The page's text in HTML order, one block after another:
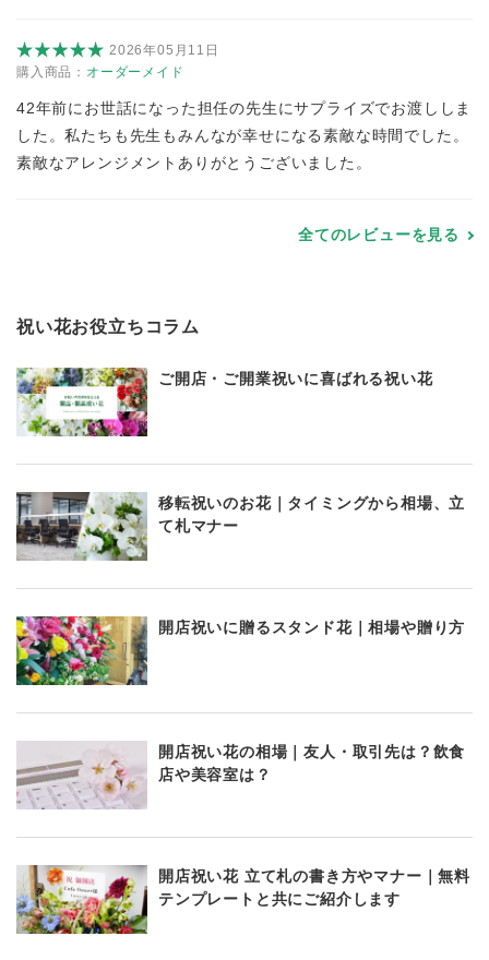
2026年05月11日
購入商品： オーダーメイド
42年前にお世話になった担任の先生にサプライズでお渡ししま
した。私たちも先生もみんなが幸せになる素敵な時間でした。
素敵なアレンジメントありがとうございました。
全てのレビューを見る
祝い花お役立ちコラム
ご開店・ご開業祝いに喜ばれる祝い花
移転祝いのお花｜タイミングから相場、立
て札マナー
開店祝いに贈るスタンド花｜相場や贈り方
開店祝い花の相場｜友人・取引先は？飲食
店や美容室は？
開店祝い花 立て札の書き方やマナー｜無料
テンプレートと共にご紹介します